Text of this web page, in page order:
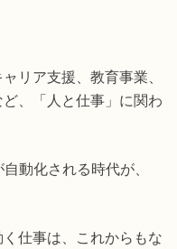
リア支援、教育事業、
、「人と仕事」に関わ
動化される時代が、
仕事は、これからもな